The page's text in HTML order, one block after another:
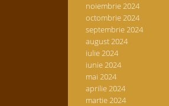
noiembrie 2024
octombrie 2024
septembrie 2024
august 2024
iulie 2024
iunie 2024
mai 2024
aprilie 2024
martie 2024